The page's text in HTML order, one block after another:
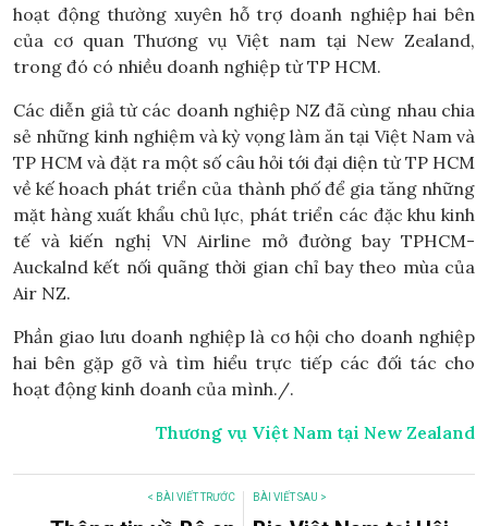
hoạt động thường xuyên hỗ trợ doanh nghiệp hai bên
của cơ quan Thương vụ Việt nam tại New Zealand,
trong đó có nhiều doanh nghiệp từ TP HCM.
Các diễn giả từ các doanh nghiệp NZ đã cùng nhau chia
sẻ những kinh nghiệm và kỳ vọng làm ăn tại Việt Nam và
TP HCM và đặt ra một số câu hỏi tới đại diện từ TP HCM
về kế hoach phát triển của thành phố để gia tăng những
mặt hàng xuất khẩu chủ lực, phát triển các đặc khu kinh
tế và kiến nghị VN Airline mở đường bay TPHCM-
Auckalnd kết nối quãng thời gian chỉ bay theo mùa của
Air NZ.
Phần giao lưu doanh nghiệp là cơ hội cho doanh nghiệp
hai bên gặp gỡ và tìm hiểu trực tiếp các đối tác cho
hoạt động kinh doanh của mình./.
Thương vụ Việt Nam tại New Zealand
< BÀI VIẾT TRƯỚC BÀI VIẾT SAU >